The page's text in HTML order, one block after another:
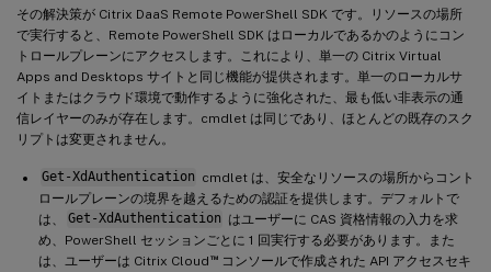
その解決策が Citrix DaaS Remote PowerShell SDK です。リソースの場所
で実行すると、Remote PowerShell SDK はローカルであるかのようにコン
トロールプレーンにアクセスします。これにより、単一の Citrix Virtual
Apps and Desktops サイトと同じ機能が提供されます。単一のローカルサ
イトまたはクラウド環境で動作するように強化された、最も低い非表示の通
信レイヤーのみが存在します。cmdlet は同じであり、ほとんどの既存のスク
リプトは変更されません。
Get-XdAuthentication cmdlet は、安全なリソースの場所からコント
ロールプレーンの境界を越えるための認証を提供します。デフォルトで
は、
Get-XdAuthentication はユーザーに CAS 資格情報の入力を求
め、PowerShell セッションごとに 1 回実行する必要があります。また
は、ユーザーは Citrix Cloud ™コンソールで作成された API アクセスセキ